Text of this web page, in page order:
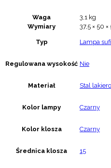
Waga
3,1 kg
Wymiary
37,5 × 50
Typ Lampa
Regulowana wysokość Nie
Materiał Stal
Kolor lampy Czarny
Kolor klosza Czarny
Średnica klosza 15